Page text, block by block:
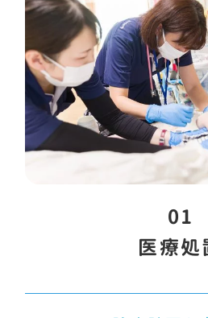
01
医療処